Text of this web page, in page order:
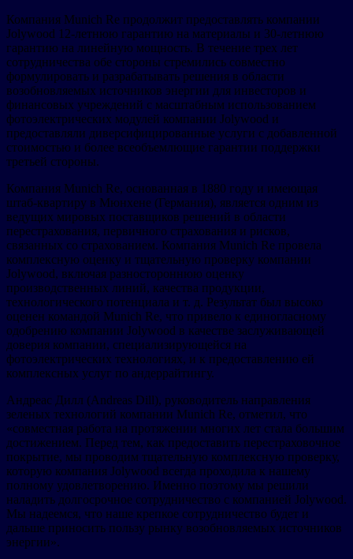
Компания Munich Re продолжит предоставлять компании
Jolywood 12-летнюю гарантию на материалы и 30-летнюю
гарантию на линейную мощность. В течение трех лет
сотрудничества обе стороны стремились совместно
формулировать и разрабатывать решения в области
возобновляемых источников энергии для инвесторов и
финансовых учреждений с масштабным использованием
фотоэлектрических модулей компании Jolywood и
предоставляли диверсифицированные услуги с добавленной
стоимостью и более всеобъемлющие гарантии поддержки
третьей стороны.
Компания Munich Re, основанная в 1880 году и имеющая
штаб-квартиру в Мюнхене (Германия), является одним из
ведущих мировых поставщиков решений в области
перестрахования, первичного страхования и рисков,
связанных со страхованием. Компания Munich Re провела
комплексную оценку и тщательную проверку компании
Jolywood, включая разностороннюю оценку
производственных линий, качества продукции,
технологического потенциала и т. д. Результат был высоко
оценен командой Munich Re, что привело к единогласному
одобрению компании Jolywood в качестве заслуживающей
доверия компании, специализирующейся на
фотоэлектрических технологиях, и к предоставлению ей
комплексных услуг по андеррайтингу.
Андреас Дилл (Andreas Dill), руководитель направления
зеленых технологий компании Munich Re, отметил, что
«совместная работа на протяжении многих лет стала большим
достижением. Перед тем, как предоставить перестраховочное
покрытие, мы проводим тщательную комплексную проверку,
которую компания Jolywood всегда проходила к нашему
полному удовлетворению. Именно поэтому мы решили
наладить долгосрочное сотрудничество с компанией Jolywood.
Мы надеемся, что наше крепкое сотрудничество будет и
дальше приносить пользу рынку возобновляемых источников
энергии».